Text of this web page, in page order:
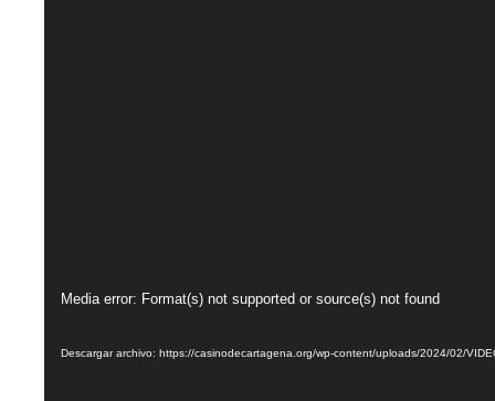
Reproductor
vídeo
Media error: Format(s) not supported or source(s) not found
Descargar archivo: https://casinodecartagena.org/wp-content/uploads/2024/02/